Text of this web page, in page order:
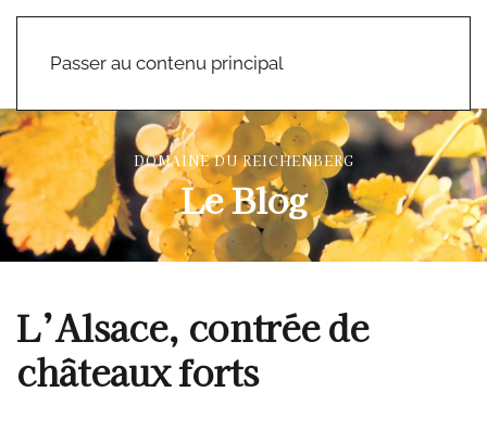
Passer au contenu principal
DOMAINE DU REICHENBERG
Le Blog
L’Alsace, contrée de
châteaux forts